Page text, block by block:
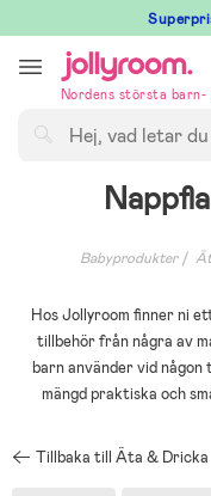
till
innehållet
Nordens största barn-
Babyprodukter
Hos Jollyroom finner ni
tillbehör från några av
barn använder vid någon
mängd praktiska och
Tillbaka till Äta & Dricka